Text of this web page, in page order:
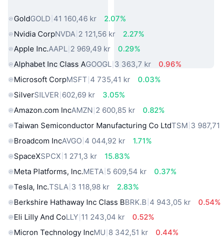
GoldGOLD 41 160,46 kr
2.07%
Nvidia CorpNVDA 2 121,56 kr
2.27%
Apple Inc.AAPL 2 969,49 kr
0.29%
Alphabet Inc Class AGOOGL 3 363,7 kr
0.96%
Microsoft CorpMSFT 4 735,41 kr
0.03%
SilverSILVER 602,69 kr
3.05%
Amazon.com IncAMZN 2 600,85 kr
0.82%
Taiwan Semiconductor Manufacturing Co LtdTSM 3
Broadcom IncAVGO 4 044,92 kr
1.71%
SpaceXSPCX 1 271,3 kr
15.83%
Meta Platforms, Inc.META 5 609,54 kr
0.37%
Tesla, Inc.TSLA 3 118,98 kr
2.83%
Berkshire Hathaway Inc Class BBRK.B 4 943,05 kr
0.54%
Eli Lilly And CoLLY 11 243,04 kr
0.52%
Micron Technology IncMU 8 342,51 kr
0.44%